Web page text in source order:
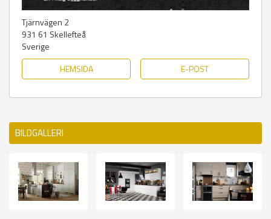
Tjärnvägen 2
931 61 Skellefteå
Sverige
HEMSIDA
E-POST
BILDGALLERI